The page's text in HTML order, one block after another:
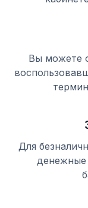
Вы можете
Для
денежные